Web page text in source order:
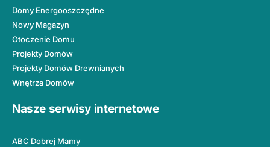
Domy Energooszczędne
Nowy Magazyn
Otoczenie Domu
Projekty Domów
Projekty Domów Drewnianych
Wnętrza Domów
Nasze serwisy internetowe
ABC Dobrej Mamy